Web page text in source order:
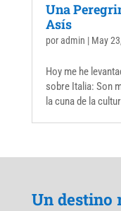
Una
Asís
poradmin | May
Hoy me he
sobre Italia: Son
la cuna de la
Un destino